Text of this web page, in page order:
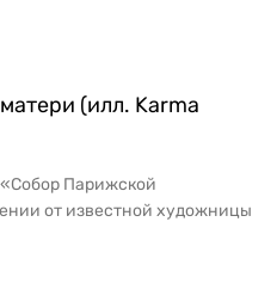
(илл. Karma
Парижской
от известной художницы